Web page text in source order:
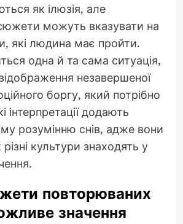
як ілюзія, але
можуть вказувати на
які людина має пройти.
одна й та сама ситуація,
незавершеної
боргу, який потрібно
інтерпретації додають
розумінню снів, адже вони
культури знаходять у
повторюваних
значення